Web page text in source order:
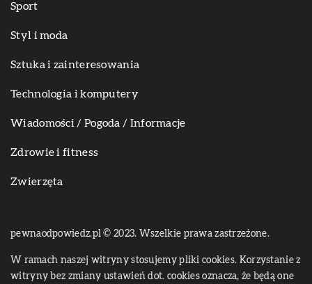
Sport
Styl i moda
Sztuka i zainteresowania
Technologia i komputery
Wiadomości / Pogoda / Informacje
Zdrowie i fitness
Zwierzęta
pewnaodpowiedz.pl © 2023. Wszelkie prawa zastrzeżone.
W ramach naszej witryny stosujemy pliki cookies. Korzystanie z
witryny bez zmiany ustawień dot. cookies oznacza, że będą one